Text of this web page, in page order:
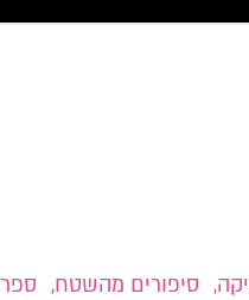
, סיפורים מהשטח,